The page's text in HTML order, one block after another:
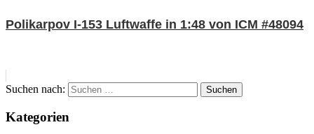
Polikarpov I-153 Luftwaffe in 1:48 von ICM #48094
Suchen nach: Suchen
Kategorien